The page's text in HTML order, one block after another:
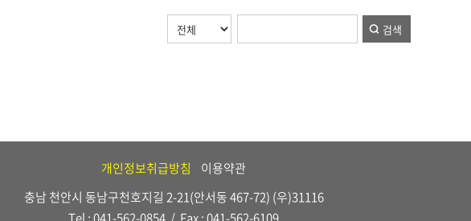
검색
개인정보취급방침
이용약관
충남 천안시 동남구천호지길 2-21(안서동 467-72) (우)31116